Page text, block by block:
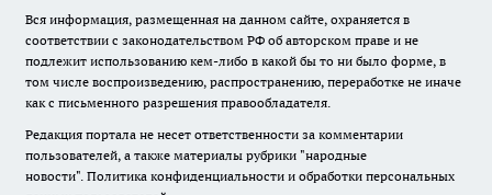
Вся информация, размещенная на данном сайте, охраняется в
соответствии с законодательством РФ об авторском праве и не
подлежит использованию кем-либо в какой бы то ни было форме, в
том числе воспроизведению, распространению, переработке не иначе
как с письменного разрешения правообладателя.
Редакция портала не несет ответственности за комментарии
пользователей, а также материалы рубрики "народные
новости". Политика конфиденциальности и обработки персональных